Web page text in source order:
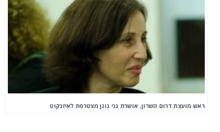
ראש מועצת דרום השרון, אושרת גני גונן מצטרפת לאיזנקוט